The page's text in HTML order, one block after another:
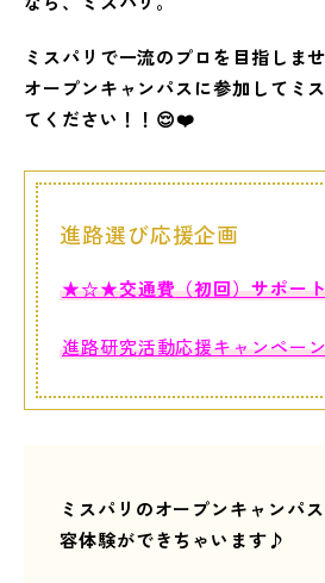
ミスパリで一流のプロを目指しま
オープンキャンパスに参加してミ
てください！！😌❤️
進路選び応援企画
★☆★交通費（初回）サポー
進路研究活動応援キャンペー
ミスパリのオープンキャンパ
容体験ができちゃい ます♪